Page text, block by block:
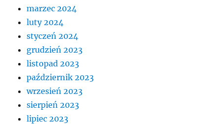
marzec 2024
luty 2024
styczeń 2024
grudzień 2023
listopad 2023
październik 2023
wrzesień 2023
sierpień 2023
lipiec 2023